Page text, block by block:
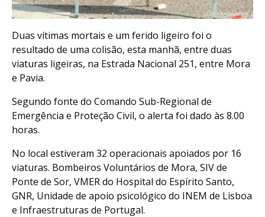
Duas vítimas mortais e um ferido ligeiro foi o
resultado de uma colisão, esta manhã, entre duas
viaturas ligeiras, na Estrada Nacional 251, entre Mora
e Pavia.
Segundo fonte do Comando Sub-Regional de
Emergência e Proteção Civil, o alerta foi dado às 8.00
horas.
No local estiveram 32 operacionais apoiados por 16
viaturas. Bombeiros Voluntários de Mora, SIV de
Ponte de Sor, VMER do Hospital do Espírito Santo,
GNR, Unidade de apoio psicológico do INEM de Lisboa
e Infraestruturas de Portugal.